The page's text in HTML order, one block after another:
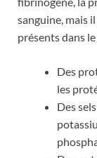
sanguine, mais
présents dans
Des
les
Des